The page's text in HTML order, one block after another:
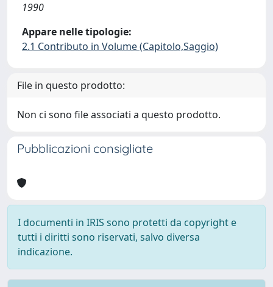
1990
Appare nelle tipologie:
2.1 Contributo in Volume (Capitolo,Saggio)
File in questo prodotto:
Non ci sono file associati a questo prodotto.
Pubblicazioni consigliate
I documenti in IRIS sono protetti da copyright e
tutti i diritti sono riservati, salvo diversa
indicazione.